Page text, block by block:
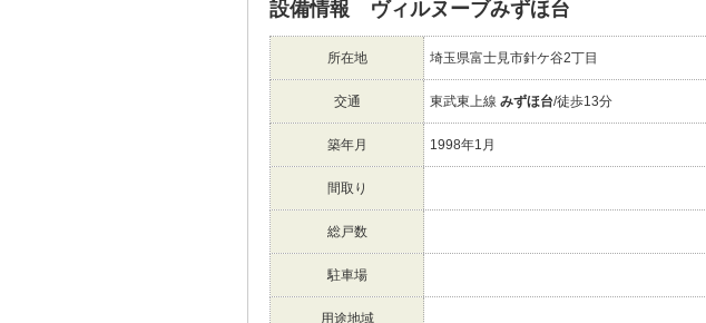
設備情報 ヴィルヌーブみずほ台
所在地 埼玉県富士見市針ケ谷2丁目
交通 東武東上線 みずほ台/徒歩13分
築年月 1998年1月
間取り
総戸数
駐車場
用途地域